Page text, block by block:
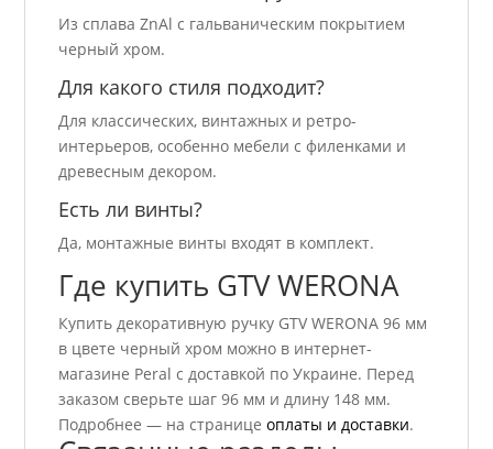
Из сплава ZnAl с гальваническим покрытием
черный хром.
Для какого стиля подходит?
Для классических, винтажных и ретро-
интерьеров, особенно мебели с филенками и
древесным декором.
Есть ли винты?
Да, монтажные винты входят в комплект.
Где купить GTV WERONA
Купить декоративную ручку GTV WERONA 96 мм
в цвете черный хром можно в интернет-
магазине Peral с доставкой по Украине. Перед
заказом сверьте шаг 96 мм и длину 148 мм.
Подробнее — на страницеоплаты и доставки.